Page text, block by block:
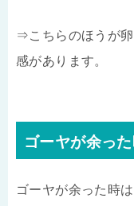
⇒こちらのほうが
感があります。
ゴーヤが余っ
ゴーヤが余った時